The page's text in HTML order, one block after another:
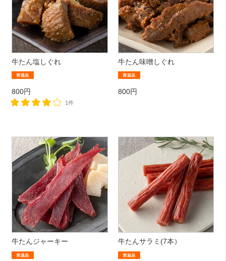
牛たん塩しぐれ
800円
1件
牛たん味噌しぐれ
800円
牛たんジャーキー 牛たんサラミ(7本）